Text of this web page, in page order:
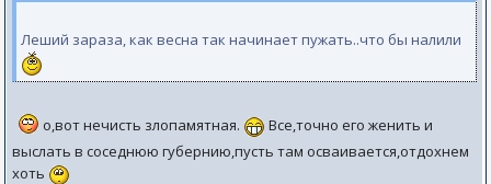
Леший зараза, как весна так начинает пужать..что бы налили
о,вот нечисть злопамятная.
Все,точно его женить и
выслать в соседнюю губернию,пусть там осваивается,отдохнем
хоть